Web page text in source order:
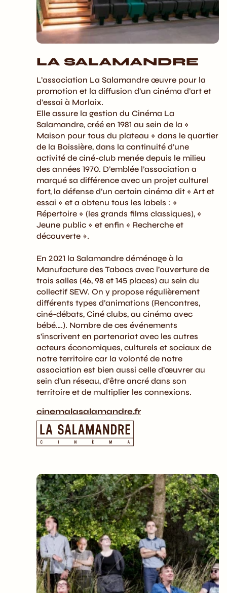
LA SALAMANDRE
L’association La Salamandre œuvre pour la
promotion et la diffusion d’un cinéma d’art et
d’essai à Morlaix.
Elle assure la gestion du Cinéma La
Salamandre, créé en 1981 au sein de la «
Maison pour tous du plateau » dans le quartier
de la Boissière, dans la continuité d’une
activité de ciné-club menée depuis le milieu
des années 1970. D’emblée l’association a
marqué sa différence avec un projet culturel
fort, la défense d’un certain cinéma dit « Art et
essai » et a obtenu tous les labels : «
Répertoire » (les grands films classiques), «
Jeune public » et enfin « Recherche et
découverte ».
En 2021 la Salamandre déménage à la
Manufacture des Tabacs avec l’ouverture de
trois salles (46, 98 et 145 places) au sein du
collectif SEW. On y propose régulièrement
différents types d’animations (Rencontres,
ciné-débats, Ciné clubs, au cinéma avec
bébé….). Nombre de ces événements
s’inscrivent en partenariat avec les autres
acteurs économiques, culturels et sociaux de
notre territoire car la volonté de notre
association est bien aussi celle d’œuvrer au
sein d’un réseau, d’être ancré dans son
territoire et de multiplier les connexions.
cinemalasalamandre.fr